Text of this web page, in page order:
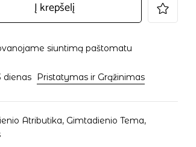
Į krepšelį
siuntimą paštomatu
dienas Pristatymas ir Grąžinimas
Atributika, Gimtadienio Tema,